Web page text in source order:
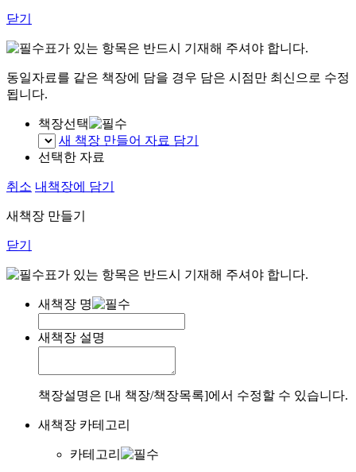
닫기
표가 있는 항목은 반드시 기재해 주셔야 합니다.
동일자료를 같은 책장에 담을 경우 담은 시점만 최신으로 수정
됩니다.
책장선택
새 책장 만들어 자료 담기
선택한 자료
취소 내책장에 담기
새책장 만들기
닫기
표가 있는 항목은 반드시 기재해 주셔야 합니다.
새책장 명
새책장 설명
책장설명은 [내 책장/책장목록]에서 수정할 수 있습니다.
새책장 카테고리
카테고리